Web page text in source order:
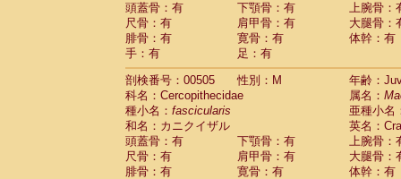
頭蓋骨：有
下顎骨：有
上腕骨：
尺骨：有
肩甲骨：有
大腿骨：
腓骨：有
寛骨：有
体幹：有
手：有
足：有
剖検番号：00505
性別：M
年齢：
科名：Cercopithecidae
属名：
種小名： fascicularis
亜種小名
和名：カニクイザル
英名：
頭蓋骨：有
下顎骨：有
上腕骨：
尺骨：有
肩甲骨：有
大腿骨：
腓骨：有
寛骨：有
体幹：有